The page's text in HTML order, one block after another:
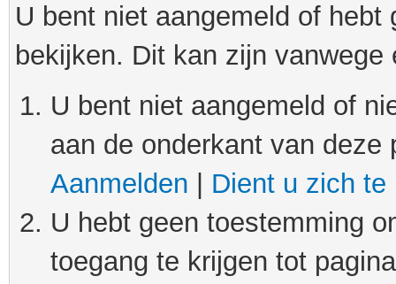
U bent niet aangemeld of
bekijken. Dit kan zijn
U bent niet aangemeld of
aan de onderkant van
Aanmelden
Dient u zich te
U hebt geen toestemming
toegang te krijgen tot